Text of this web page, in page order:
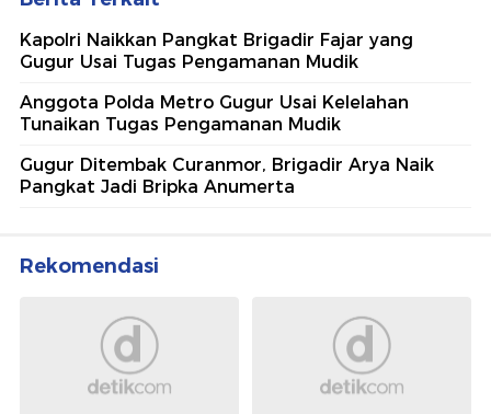
Kapolri Naikkan Pangkat Brigadir Fajar yang
Gugur Usai Tugas Pengamanan Mudik
Anggota Polda Metro Gugur Usai Kelelahan
Tunaikan Tugas Pengamanan Mudik
Gugur Ditembak Curanmor, Brigadir Arya Naik
Pangkat Jadi Bripka Anumerta
Rekomendasi